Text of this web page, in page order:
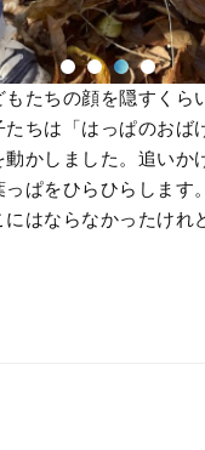
たちの顔を隠すくら
ちは「はっぱのお
かしました。追い
ぱをひらひらしま
はならなかったけ